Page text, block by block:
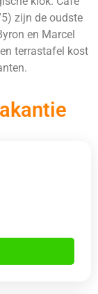
zijn de oudste
en Marcel
terrastafel kost